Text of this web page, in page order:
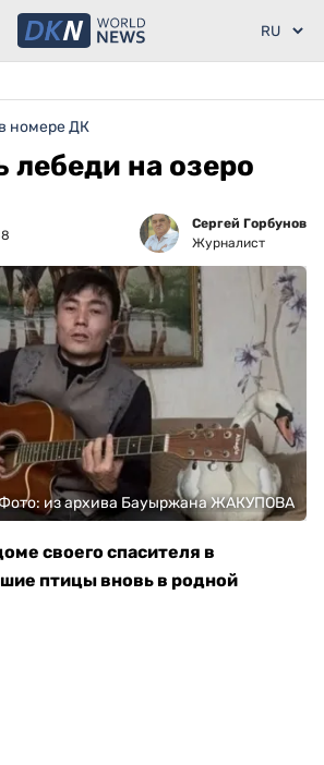
номере ДК
лебеди на озеро
Сергей Горбунов
Журналист
из архива Бауыржана ЖАКУПОВА
своего спасителя в
птицы вновь в родной